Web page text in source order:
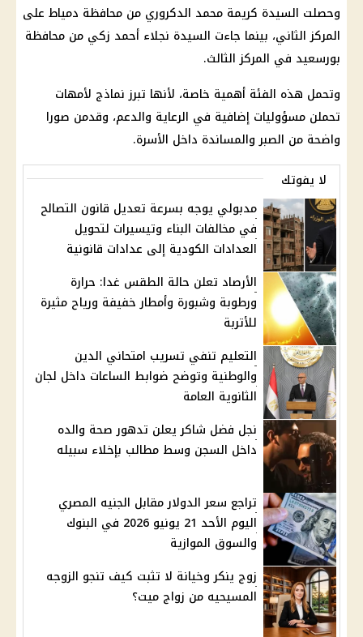
وحصلت السيدة كريمة محمد الدكروري من محافظة دمياط على
المركز الثاني، بينما جاءت السيدة نجلاء أحمد زكي من محافظة
بورسعيد في المركز الثالث.
وتحمل هذه الفئة أهمية خاصة، لأنها تبرز نماذج لأمهات
تحملن مسؤوليات إضافية في الرعاية والدعم، وقدمن صورا
واضحة من الصبر والمساندة داخل الأسرة.
لا يفوتك
مدبولي يوجه بسرعة تعديل قانون التصالح
في مخالفات البناء وتيسيرات لتحويل
العدادات الكودية إلى عدادات قانونية
الأرصاد تعلن حالة الطقس غدا: حرارة
ورطوبة وشبورة وأمطار خفيفة ورياح مثيرة
للأتربة
التعليم تنفي تسريب امتحاني الدين
والوطنية وتوضح ضوابط الساعات داخل لجان
الثانوية العامة
نجل فضل شاكر يعلن تدهور صحة والده
داخل السجن وسط مطالب بإخلاء سبيله
تراجع سعر الدولار مقابل الجنيه المصري
اليوم الأحد 21 يونيو 2026 في البنوك
والسوق الموازية
زوج ينكر وخيانة لا تثبت كيف تنجو الزوجه
المسيحيه من زواج ميت؟